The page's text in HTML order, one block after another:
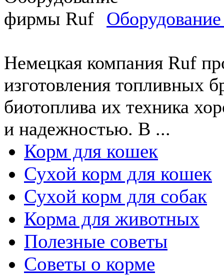
Немецкая компания Ruf
изготовления топливных
биотоплива их техника
и надежностью. В ...
Корм для кошек
Сухой корм для кошек
Сухой корм для собак
Корма для животных
Полезные советы
Советы о корме